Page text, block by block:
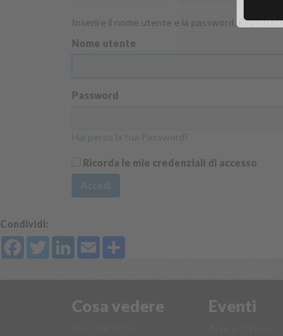
Inserire il nome utente e la password. Registrati
Nome utente
Password
Hai perso la tua Password?
Ricorda le mie credenziali di accesso
Accedi
Condividi:
FacebookTwitterLinkedInEmail
Cosa vedere Eventi